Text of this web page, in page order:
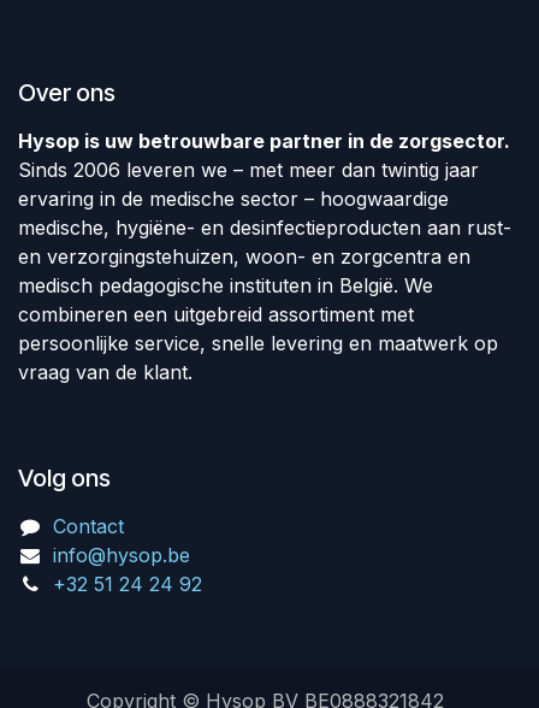
Over ons
Hysop is uw betrouwbare partner in de zorgsector.
Sinds 2006 leveren we – met meer dan twintig jaar
ervaring in de medische sector – hoogwaardige
medische, hygiëne- en desinfectieproducten aan rust-
en verzorgingstehuizen, woon- en zorgcentra en
medisch pedagogische instituten in België. We
combineren een uitgebreid assortiment met
persoonlijke service, snelle levering en maatwerk op
vraag van de klant.
Volg ons
Contact
info@hysop.be
+32 51 24 24 92
Copyright © Hysop BV BE0888321842